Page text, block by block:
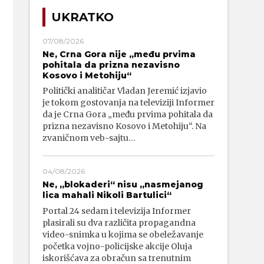
UKRATKO
07/08/2026
Ne, Crna Gora nije „među prvima
pohitala da prizna nezavisno
Kosovo i Metohiju“
Politički analitičar Vladan Jeremić izjavio
je tokom gostovanja na televiziji Informer
da je Crna Gora „među prvima pohitala da
prizna nezavisno Kosovo i Metohiju“. Na
zvaničnom veb-sajtu…
04/08/2026
Ne, „blokaderi“ nisu „nasmejanog
lica mahali Nikoli Bartulici“
Portal 24 sedam i televizija Informer
plasirali su dva različita propagandna
video-snimka u kojima se obeležavanje
početka vojno-policijske akcije Oluja
iskorišćava za obračun sa trenutnim